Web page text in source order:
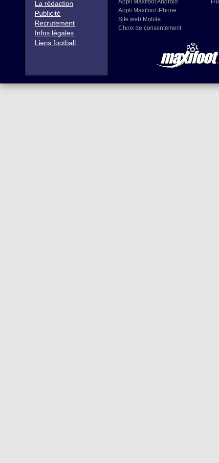
La rédaction
Publicité
Recrutement
Infos légales
Liens football
Appli Maxifoot Android
Appli Maxifoot iPhone
Site web Mobile
Choix de consentement